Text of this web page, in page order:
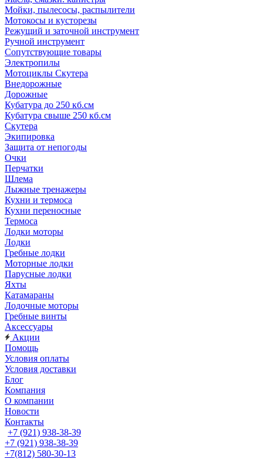
Мойки, пылесосы, распылители
Мотокосы и кусторезы
Режущий и заточной инструмент
Ручной инструмент
Сопутствующие товары
Электропилы
Мотоциклы Скутера
Внедорожные
Дорожные
Кубатура до 250 кб.см
Кубатура свыше 250 кб.см
Скутера
Экипировка
Защита от непогоды
Очки
Перчатки
Шлема
Лыжные тренажеры
Кухни и термоса
Кухни переносные
Термоса
Лодки моторы
Лодки
Гребные лодки
Моторные лодки
Парусные лодки
Яхты
Катамараны
Лодочные моторы
Гребные винты
Аксессуары
Акции
Помощь
Условия оплаты
Условия доставки
Блог
Компания
О компании
Новости
Контакты
+7 (921) 938-38-39
+7 (921) 938-38-39
+7(812) 580-30-13